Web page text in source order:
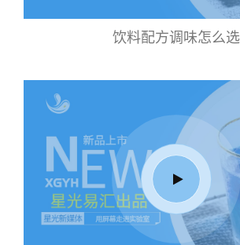
饮料配方调味怎么选